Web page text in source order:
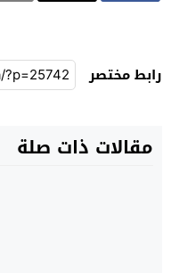
رابط مختصر
مقالات ذات صلة